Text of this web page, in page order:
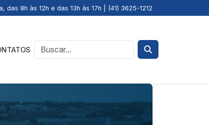
das 8h às 12h e das 13h às 17h | (41) 3625-1212